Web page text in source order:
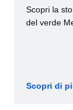
Scopri la
del verde
Scopri di